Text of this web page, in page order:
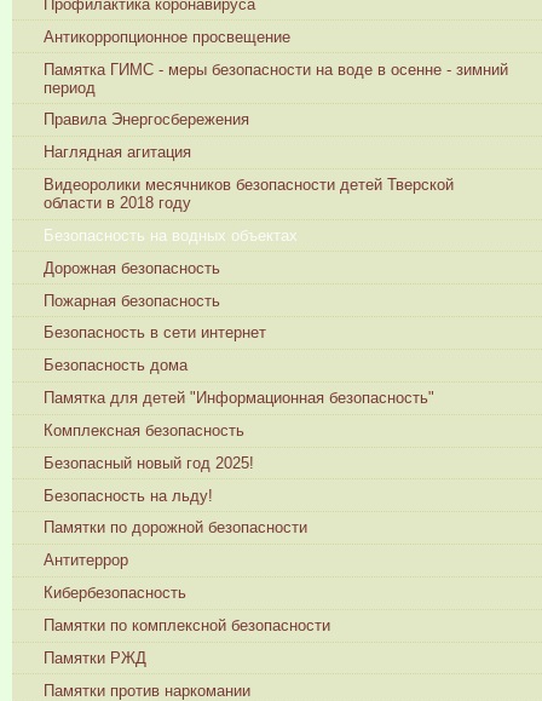
Профилактика коронавируса
Антикорропционное просвещение
Памятка ГИМС - меры безопасности на воде в осенне - зимний
период
Правила Энергосбережения
Наглядная агитация
Видеоролики месячников безопасности детей Тверской
области в 2018 году
Безопасность на водных объектах
Дорожная безопасность
Пожарная безопасность
Безопасность в сети интернет
Безопасность дома
Памятка для детей "Информационная безопасность"
Комплексная безопасность
Безопасный новый год 2025!
Безопасность на льду!
Памятки по дорожной безопасности
Антитеррор
Кибербезопасность
Памятки по комплексной безопасности
Памятки РЖД
Памятки против наркомании